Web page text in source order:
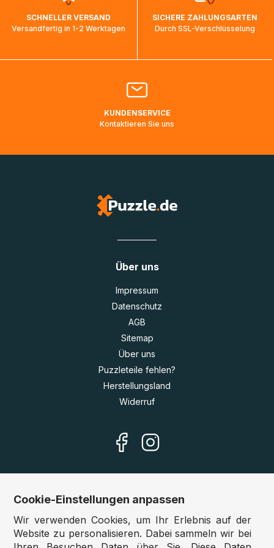
ankommen und von der dortigen Zustellorganisation weiter
bearbeitet werden.
Bitte kontaktieren Sie denKundenservicefalls Ihr Paket
Lieferadressen in Deutschland oder Europa mehrere Tage
SCHNELLER VERSAND
Versandfertig in 1-2 Werktagen
SICHERE ZAHLUNGSARTEN
Durch SSL-Verschlüsselung
KUNDENSERVICE
Kontaktieren Sie uns
Über uns
Impressum
Datenschutz
AGB
Sitemap
Über uns
Puzzleteile fehlen?
Herstellungsland
Widerruf
Unsere Shops
Deutschland:www.puzzle.de
Cookie-Einstellungen anpassen
Wir verwenden Cookies, um Ihr Erlebnis auf der
Website zu personalisieren. Dabei sammeln wir bei